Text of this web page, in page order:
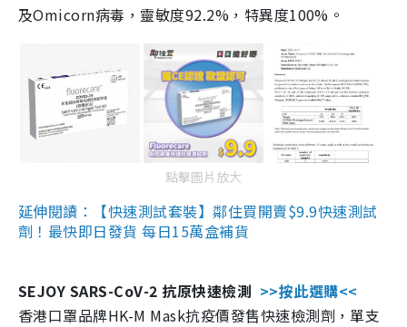
及Omicorn病毒，靈敏度92.2%，特異度100%。
點擊圖片放大
延伸閱讀：【快速測試套裝】鄰住買開賣$9.9快速測試
劑！最快即日發貨 每日15萬盒補貨
SEJOY SARS-CoV-2 抗原快速檢測 >>按此選購<<
香港口罩品牌HK-M Mask抗疫價發售快速檢測劑，單支